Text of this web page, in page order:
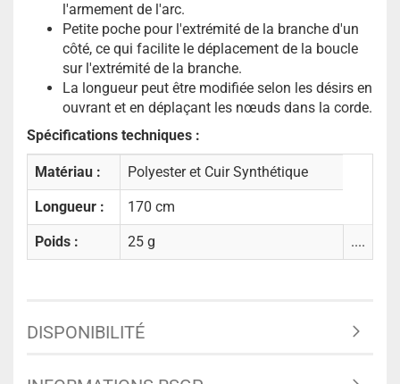
l'armement de l'arc.
Petite poche pour l'extrémité de la branche d'un
côté, ce qui facilite le déplacement de la boucle
sur l'extrémité de la branche.
La longueur peut être modifiée selon les désirs en
ouvrant et en déplaçant les nœuds dans la corde.
Spécifications techniques :
Matériau : Polyester et Cuir Synthétique
Longueur : 170 cm
Poids : 25 g ....
DISPONIBILITÉ